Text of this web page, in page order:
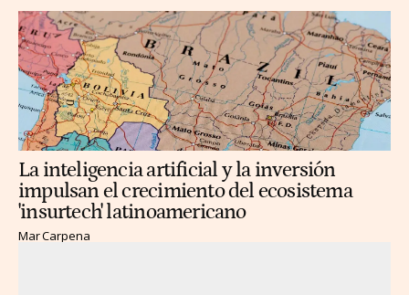
La inteligencia artificial y la inversión
impulsan el crecimiento del ecosistema
'insurtech' latinoamericano
Mar Carpena